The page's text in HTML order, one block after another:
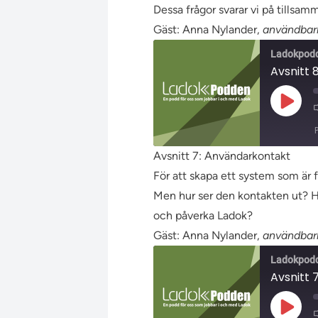
BÄDDA IN
Dessa frågor svarar vi på
Gäst: Anna Nylander,
Avsnitt
Spela
upp
RSS-
FLÖDE
DELA
LÄNK
BÄDDA IN
Avsnitt 7: Användarkontakt
För att skapa ett system som är
Men hur ser den kontakten ut?
och påverka Ladok?
Gäst: Anna Nylander,
Avsnitt
Spela